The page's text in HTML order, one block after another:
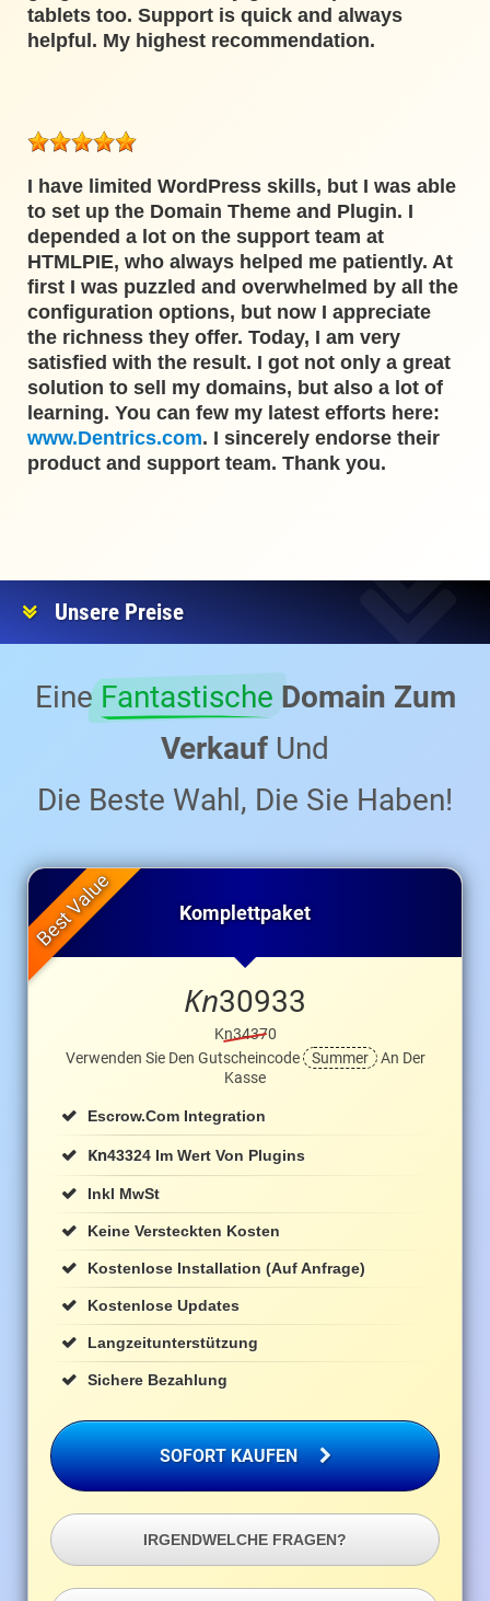
tablets too. Support is quick and always
helpful. My highest recommendation.
I have limited WordPress skills, but I was able
to set up the Domain Theme and Plugin. I
depended a lot on the support team at
HTMLPIE, who always helped me patiently. At
first I was puzzled and overwhelmed by all the
configuration options, but now I appreciate
the richness they offer. Today, I am very
satisfied with the result. I got not only a great
solution to sell my domains, but also a lot of
learning. You can few my latest efforts here:
www.Dentrics.com. I sincerely endorse their
product and support team. Thank you.
Unsere Preise
Eine Fantastische Domain Zum
Verkauf Und
Die Beste Wahl, Die Sie Haben!
Komplettpaket
Kn30933
Kn34370
Verwenden Sie Den Gutscheincode
Summer An Der
Kasse
Escrow.com Integration
Kn43324 Im Wert Von Plugins
Inkl MwSt
Keine Versteckten Kosten
Kostenlose Installation (auf Anfrage)
Kostenlose Updates
Langzeitunterstützung
Sichere Bezahlung
SOFORT KAUFEN
IRGENDWELCHE FRAGEN?